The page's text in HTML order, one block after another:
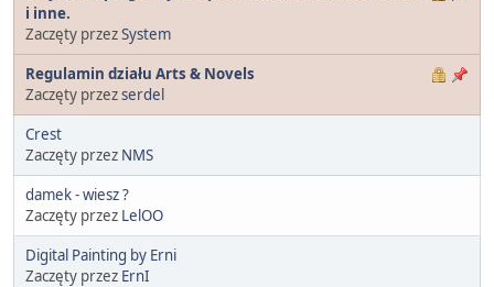
i inne.
Zaczęty przezSystem
Regulamin działu Arts & Novels
Zaczęty przezserdel
Crest
Zaczęty przez NMS
damek - wiesz ?
Zaczęty przez LelOO
Digital Painting by Erni
Zaczęty przez ErnI